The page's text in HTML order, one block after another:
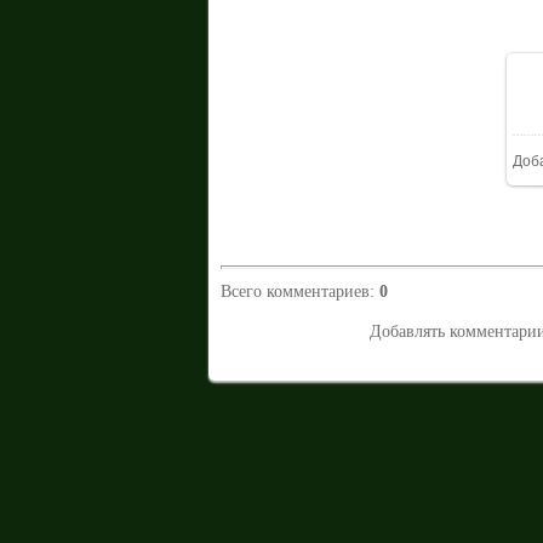
Всего комментариев: 0
Добавлять